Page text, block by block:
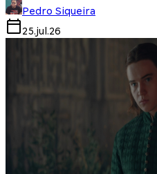
Pedro Siqueira
25.jul.26